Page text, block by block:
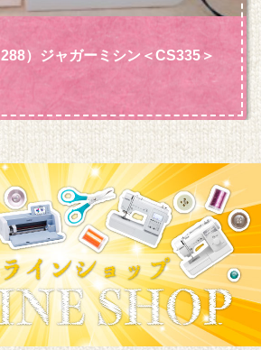
）ジャガーミシン＜CS335＞